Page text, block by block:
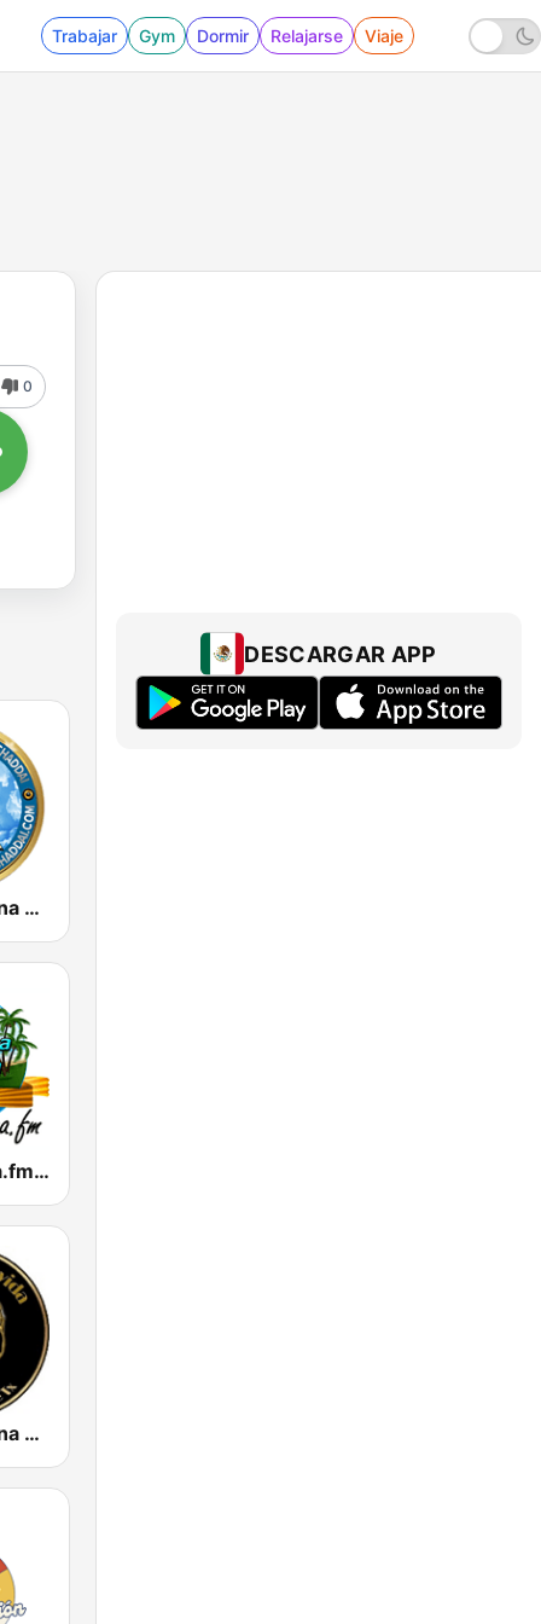
Trabajar Gym Dormir Relajarse Viaje
0
Radio Cristiana El Shaddai
Tropicalisima.fm - Cristiana
Radio Cristiana Larga Vida Texas
DESCARGAR APP